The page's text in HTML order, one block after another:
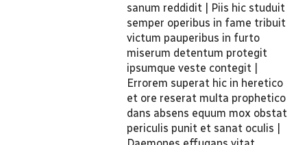
sanum reddidit | Piis hic studuit
semper operibus in fame tribuit
victum pauperibus in furto
miserum detentum protegit
ipsumque veste contegit |
Errorem superat hic in heretico
et ore reserat multa prophetico
dans absens equum mox obstat
periculis punit et sanat oculis |